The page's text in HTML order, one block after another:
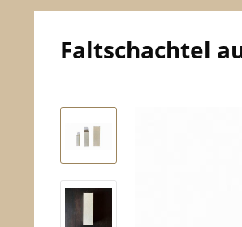
Faltschachtel